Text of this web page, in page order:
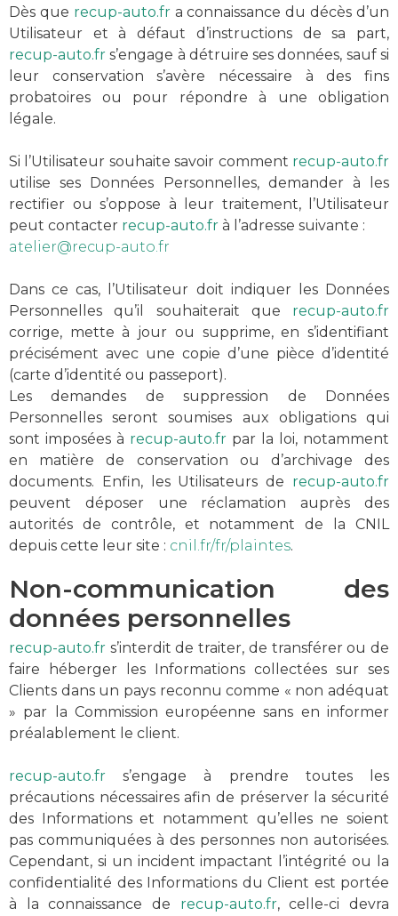
Dès que recup-auto.fra connaissance du décès d’un
Utilisateur et à défaut d’instructions de sa part,
recup-auto.fr s’engage à détruire ses données, sauf si
leur conservation s’avère nécessaire à des fins
probatoires ou pour répondre à une obligation
légale.
Si l’Utilisateur souhaite savoir comment recup-auto.fr
utilise ses Données Personnelles, demander à les
rectifier ou s’oppose à leur traitement, l’Utilisateur
peut contacter recup-auto.fr à l’adresse suivante :
atelier@recup-auto.fr
Dans ce cas, l’Utilisateur doit indiquer les Données
Personnelles qu’il souhaiterait que recup-auto.fr
corrige, mette à jour ou supprime, en s’identifiant
précisément avec une copie d’une pièce d’identité
(carte d’identité ou passeport).
Les demandes de suppression de Données
Personnelles seront soumises aux obligations qui
sont imposées à recup-auto.fr par la loi, notamment
en matière de conservation ou d’archivage des
documents. Enfin, les Utilisateurs de recup-auto.fr
peuvent déposer une réclamation auprès des
autorités de contrôle, et notamment de la CNIL
depuis cette leur site : cnil.fr/fr/plaintes.
Non-communication des
données personnelles
recup-auto.fr s’interdit de traiter, de transférer ou de
faire héberger les Informations collectées sur ses
Clients dans un pays reconnu comme « non adéquat
» par la Commission européenne sans en informer
préalablement le client.
recup-auto.fr s’engage à prendre toutes les
précautions nécessaires afin de préserver la sécurité
des Informations et notamment qu’elles ne soient
pas communiquées à des personnes non autorisées.
Cependant, si un incident impactant l’intégrité ou la
confidentialité des Informations du Client est portée
à la connaissance de recup-auto.fr, celle-ci devra
Récup Auto -Caudan
Récup Auto -Rennes
ZI de Kerpont. Route de
Malachappe
56850 Caudan
35650 Le Rheu
02 97 76 56 13
atelier@recup-auto.fr